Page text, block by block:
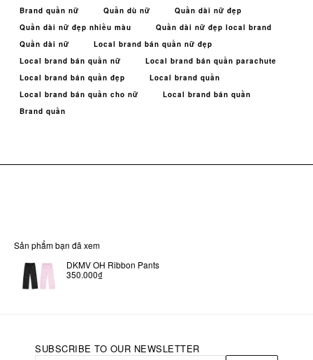
Brand quần nữ
Quần dù nữ
Quần dài nữ đẹp
Quần dài nữ đẹp nhiều màu
Quần dài nữ đẹp local brand
Quần dài nữ
Local brand bán quần nữ đẹp
Local brand bán quần nữ
Local brand bán quần parachute
Local brand bán quần đẹp
Local brand quần
Local brand bán quần cho nữ
Local brand bán quần
Brand quần
Sản phẩm bạn đã xem
DKMV OH Ribbon Pants
350.000₫
SUBSCRIBE TO OUR NEWSLETTER